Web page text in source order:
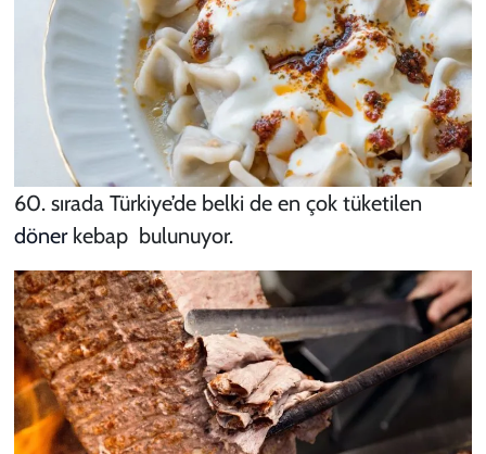
60. sırada Türkiye’de belki de en çok tüketilen
dönerkebap bulunuyor.